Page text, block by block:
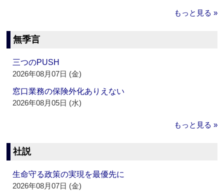
もっと見る »
無季言
三つのPUSH
2026年08月07日 (金)
窓口業務の保険外化ありえない
2026年08月05日 (水)
もっと見る »
社説
生命守る政策の実現を最優先に
2026年08月07日 (金)